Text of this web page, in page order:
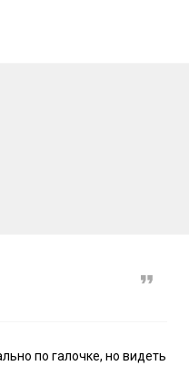
поиск
Цитата
по галочке, но видеть